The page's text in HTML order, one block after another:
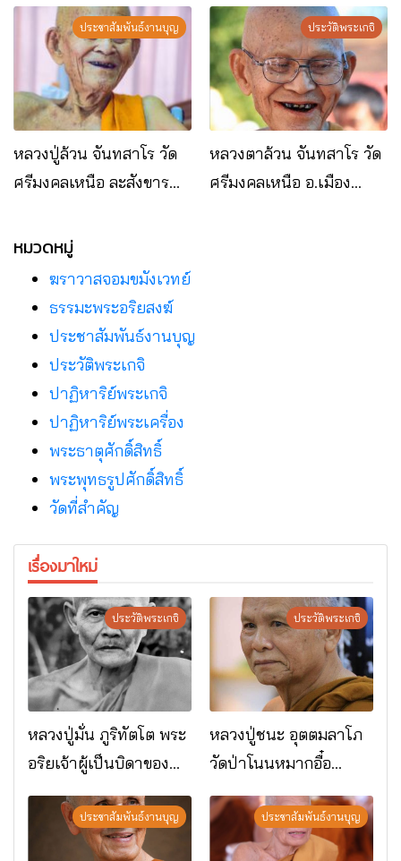
ประชาสัมพันธ์งานบุญ
หลวงปู่ล้วน จันทสาโร วัด
ศรีมงคลเหนือ ละสังขาร
ประวัติพระเกจิ
หลวงตาล้วน จันทสาโร วัด
ศรีมงคลเหนือ อ.เมือง
หมวดหมู่
ฆราวาสจอมขมังเวทย์
ธรรมะพระอริยสงฆ์
ประชาสัมพันธ์งานบุญ
ประวัติพระเกจิ
ปาฏิหาริย์พระเกจิ
ปาฏิหาริย์พระเครื่อง
พระธาตุศักดิ์สิทธิ์
พระพุทธรูปศักดิ์สิทธิ์
วัดที่สําคัญ
เรื่องมาใหม่
ประวัติพระเกจิ
หลวงปู่มั่น ภูริทัตโต พระ
อริยเจ้าผู้เป็นบิดาของ
พระกรรมฐาน
ประวัติพระเกจิ
หลวงปู่ชนะ อุตตมลาโภ
วัดป่าโนนหมากอื๋อ
อ.เมือง จ.มหาสารคาม
ประชาสัมพันธ์งานบุญ ประชาสัมพันธ์งานบุญ